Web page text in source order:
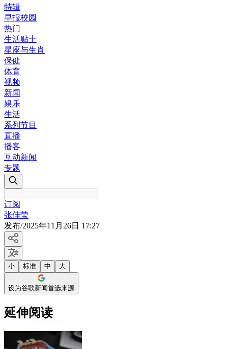
特辑
早报校园
热门
生活贴士
星座与生肖
保健
体育
视频
新闻
娱乐
生活
系列节目
直播
播客
互动新闻
专题
订阅
张佳莹
发布/2025年11月26日 17:27
小 标准 中 大
设为谷歌新闻首选来源
延伸阅读